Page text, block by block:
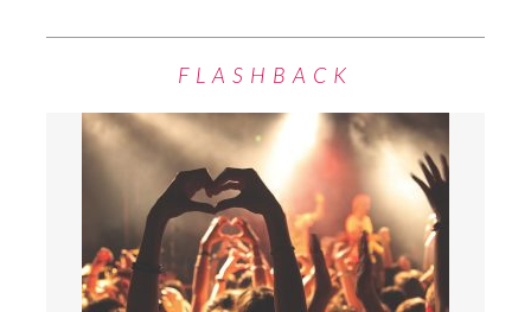
FLASHBACK